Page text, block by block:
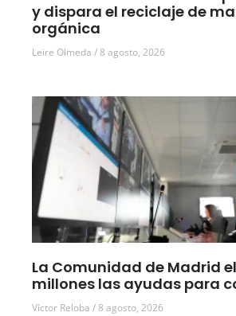
y dispara el reciclaje de
orgánica
Leire Olmeda 8 agosto, 2026
La Comunidad de Madrid
millones las ayudas para
Víctor Reloba 8 agosto, 2026